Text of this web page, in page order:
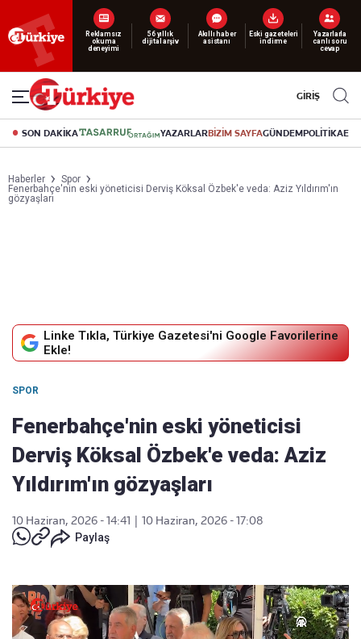
Yeni nesil dijital
abonelik 19 TL’den başlayan fiyatlarla.
GİRİŞ
SON DAKİKA YAZARLARBİZİM SAYFAGÜNDEMPOLİTİKA
Haberler
Spor
Fenerbahçe'nin eski yöneticisi Derviş Köksal Özbek'e veda: Aziz Yıldırım'ın
gözyaşları
Linke Tıkla, Türkiye Gazetesi'ni Google Favorilerine
Ekle!
SPOR
Fenerbahçe'nin eski yöneticisi
Derviş Köksal Özbek'e veda: Aziz
Yıldırım'ın gözyaşları
10 Haziran, 2026 - 14:41
10 Haziran, 2026 - 17:08
Paylaş